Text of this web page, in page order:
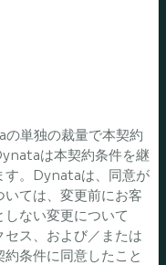
単独の裁量で本契約
は本契約条件を継
す。Dynataは、同意が
ては、変更前にお客
ない変更について
ス、および／または
条件に同意したこと